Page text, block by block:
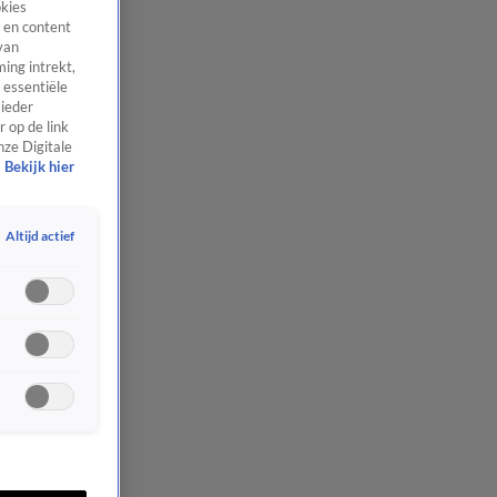
en content
intrekt,
op de link
Digitale
Bekijk hier
Altijd actief